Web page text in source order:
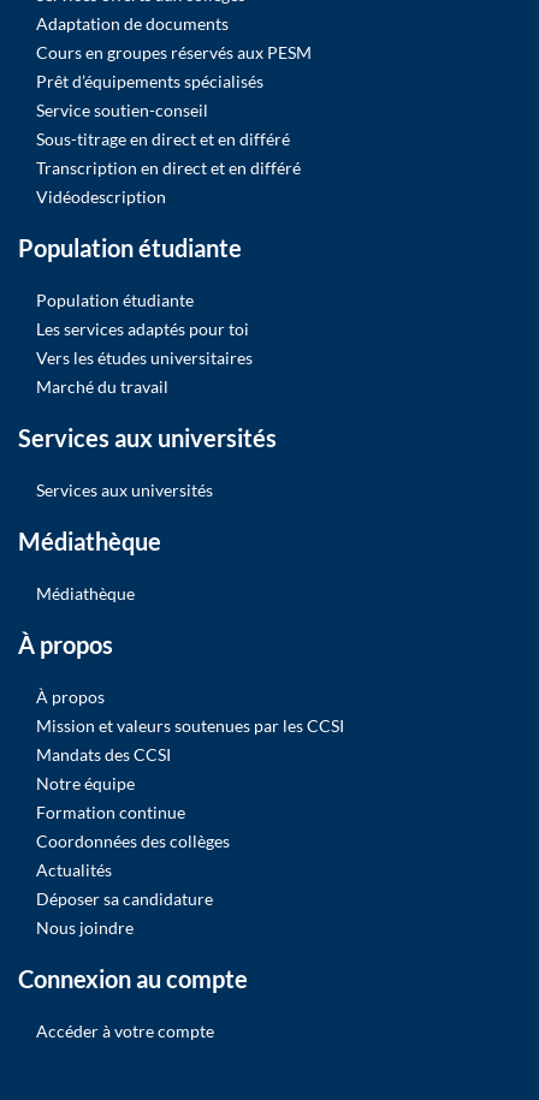
Adaptation de documents
Cours en groupes réservés aux PESM
Prêt d’équipements spécialisés
Service soutien-conseil
Sous-titrage en direct et en différé
Transcription en direct et en différé
Vidéodescription
Population étudiante
Population étudiante
Les services adaptés pour toi
Vers les études universitaires
Marché du travail
Services aux universités
Services aux universités
Médiathèque
Médiathèque
À propos
À propos
Mission et valeurs soutenues par les CCSI
Mandats des CCSI
Notre équipe
Formation continue
Coordonnées des collèges
Actualités
Déposer sa candidature
Nous joindre
Connexion au compte
Accéder à votre compte